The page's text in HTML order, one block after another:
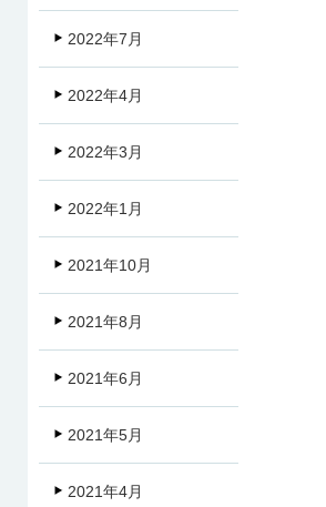
2022年7月
2022年4月
2022年3月
2022年1月
2021年10月
2021年8月
2021年6月
2021年5月
2021年4月